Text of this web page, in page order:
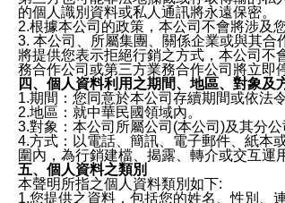
的個人識別資料或私人通訊將永遠保密。
2.根據本公司的政策，本公司不會將涉及
3. 本公司、所屬集團、關係企業或與其合
將提供您表示拒絕行銷之方式，本公司
務合作公司或第三方業務合作公司將立即
四、個人資料利用之期間、地區、對象及
1.期間：您同意於本公司存續期間或依法
2.地區：就中華民國領域內。
3.對象：本公司所屬公司(本公司)及其分
4.方式：以電話、簡訊、電子郵件、紙本
圍內，為行銷建檔、揭露、轉介或交互運
五、個人資料之類別
本聲明所指之個人資料類別如下:
1.您提供之資料，包括您的姓名、性別、